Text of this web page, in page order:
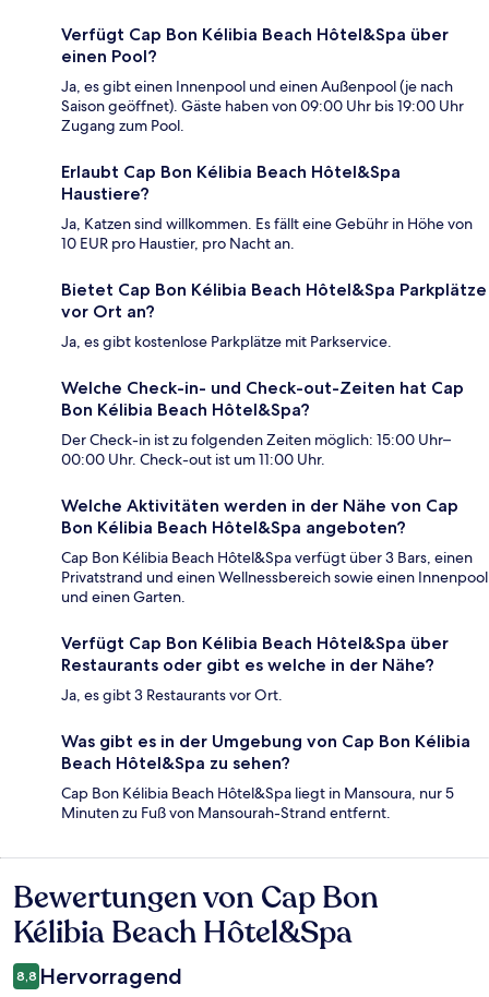
Verfügt Cap Bon Kélibia Beach Hôtel&Spa über
einen Pool?
Ja, es gibt einen Innenpool und einen Außenpool (je nach
Saison geöffnet). Gäste haben von 09:00 Uhr bis 19:00 Uhr
Zugang zum Pool.
Erlaubt Cap Bon Kélibia Beach Hôtel&Spa
Haustiere?
Ja, Katzen sind willkommen. Es fällt eine Gebühr in Höhe von
10 EUR pro Haustier, pro Nacht an.
Bietet Cap Bon Kélibia Beach Hôtel&Spa Parkplätze
vor Ort an?
Ja, es gibt kostenlose Parkplätze mit Parkservice.
Welche Check-in- und Check-out-Zeiten hat Cap
Bon Kélibia Beach Hôtel&Spa?
Der Check-in ist zu folgenden Zeiten möglich: 15:00 Uhr–
00:00 Uhr. Check-out ist um 11:00 Uhr.
Welche Aktivitäten werden in der Nähe von Cap
Bon Kélibia Beach Hôtel&Spa angeboten?
Cap Bon Kélibia Beach Hôtel&Spa verfügt über 3 Bars, einen
Privatstrand und einen Wellnessbereich sowie einen Innenpool
und einen Garten.
Verfügt Cap Bon Kélibia Beach Hôtel&Spa über
Restaurants oder gibt es welche in der Nähe?
Ja, es gibt 3 Restaurants vor Ort.
Was gibt es in der Umgebung von Cap Bon Kélibia
Beach Hôtel&Spa zu sehen?
Cap Bon Kélibia Beach Hôtel&Spa liegt in Mansoura, nur 5
Minuten zu Fuß von Mansourah-Strand entfernt.
Bewertungen
Bewertungen von Cap Bon
Kélibia Beach Hôtel&Spa
8,8 Hervorragend